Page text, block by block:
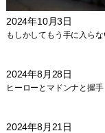
2024年10月3日
もしかしてもう手に入らな
2024年8月28日
ヒーローとマドンナと握手
2024年8月21日